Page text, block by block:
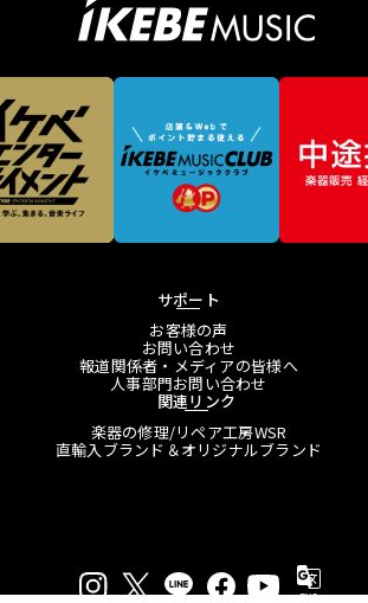
サポート
お客様の声
お問い合わせ
報道関係者・メディアの皆様へ
人事部門お問い合わせ
関連リンク
楽器の修理/リペア工房WSR
直輸入ブランド＆オリジナルブランド